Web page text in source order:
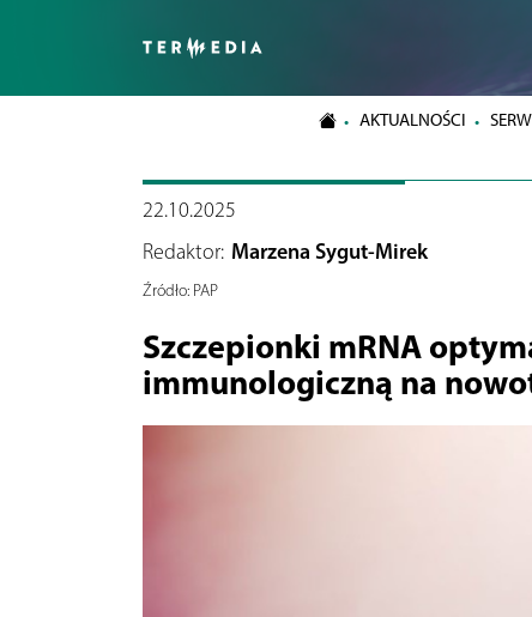
AKTUALNOŚCI
22.10.2025
Redaktor: Marzena Sygut-Mirek
Źródło:PAP
Szczepionki mRNA
immunologiczną na